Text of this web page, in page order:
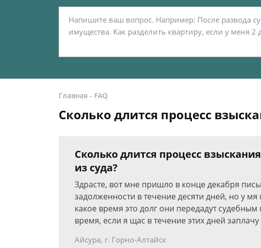
Главная - FAQ
Сколько длится процесс
Сколько длится процесс
из суда?
Здрасте, вот мне пришло в конце декабря
задолженности в течение десяти дней, но у мя
какое время это долг они передадут
время, если я щас в течение этих дней
Айсура, г. Горно-Алтайск